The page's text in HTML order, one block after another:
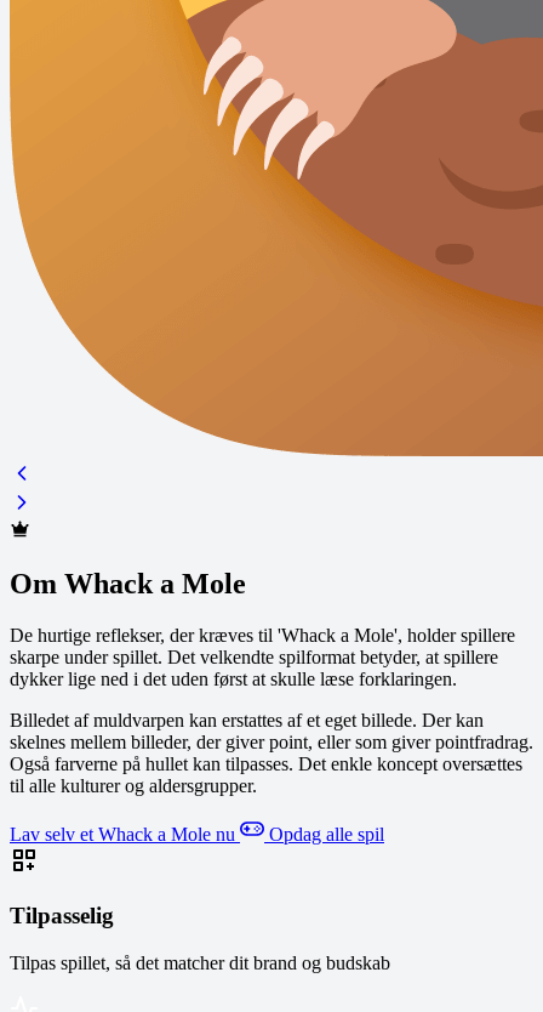
Om Whack a Mole
De hurtige reflekser, der kræves til 'Whack a Mole', holder spillere
skarpe under spillet. Det velkendte spilformat betyder, at spillere
dykker lige ned i det uden først at skulle læse forklaringen.
Billedet af muldvarpen kan erstattes af et eget billede. Der kan
skelnes mellem billeder, der giver point, eller som giver pointfradrag.
Også farverne på hullet kan tilpasses. Det enkle koncept oversættes
til alle kulturer og aldersgrupper.
Lav selv et Whack a Mole nu Opdag alle spil
Tilpasselig
Tilpas spillet, så det matcher dit brand og budskab